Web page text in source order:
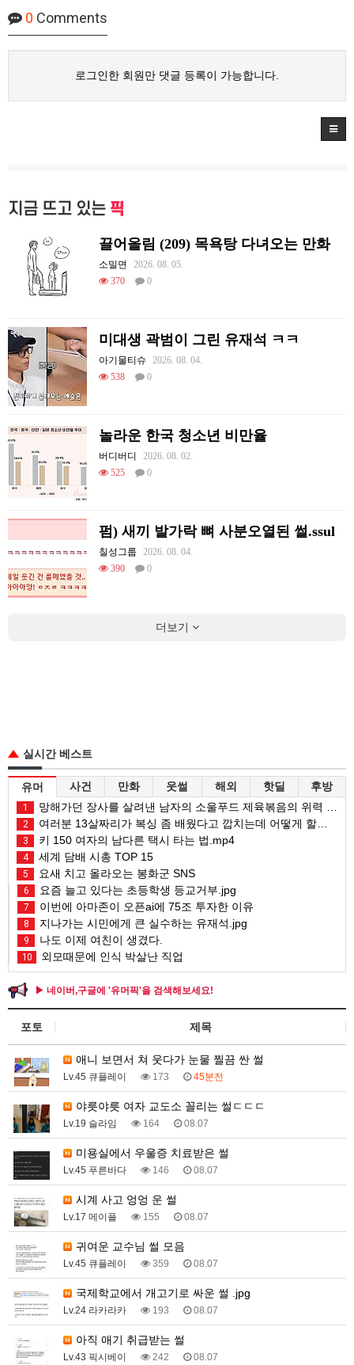
0 Comments
로그인한 회원만 댓글 등록이 가능합니다.
지금 뜨고 있는 픽
끌어올림 (209) 목욕탕 다녀오는 만화
소밀면
2026. 08. 05.
370
0
미대생 곽범이 그린 유재석 ㅋㅋ
아기물티슈
2026. 08. 04.
538
0
놀라운 한국 청소년 비만율
버디버디
2026. 08. 02.
525
0
펌) 새끼 발가락 뼈 사분오열된 썰.ssul
칠성그룹
2026. 08. 04.
390
0
더보기
실시간 베스트
유머 사건 만화 웃썰 해외 핫딜 후방
1 망해가던 장사를 살려낸 남자의 소울푸드 제육볶음의 위력 ㅋㅋ
2 여러분 13살짜리가 복싱 좀 배웠다고 깝치는데 어떻게 할까요?
3 키 150 여자의 남다른 택시 타는 법.mp4
4 세계 담배 시총 TOP 15
5 요새 치고 올라오는 봉화군 SNS
6 요즘 늘고 있다는 초등학생 등교거부.jpg
7 이번에 아마존이 오픈ai에 75조 투자한 이유
8 지나가는 시민에게 큰 실수하는 유재석.jpg
9 나도 이제 여친이 생겼다.
10 외모때문에 인식 박살난 직업
▶ 네이버,구글에 '유머픽'을 검색해보세요!
포토 제목
애니 보면서 쳐 웃다가 눈물 찔끔 싼 썰
Lv.45 큐플레이 173 45분전
야릇야릇 여자 교도소 꼴리는 썰ㄷㄷㄷ
Lv.19 슬라임 164 08.07
미용실에서 우울증 치료받은 썰
Lv.45 푸른바다 146 08.07
시계 사고 엉엉 운 썰
Lv.17 메이플 155 08.07
귀여운 교수님 썰 모음
Lv.45 큐플레이 359 08.07
국제학교에서 개고기로 싸운 썰 .jpg
Lv.24 라카라카 193 08.07
아직 애기 취급받는 썰
Lv.43 픽시베이 242 08.07